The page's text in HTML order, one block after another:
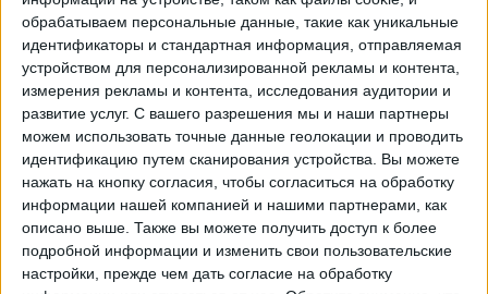
обрабатываем персональные данные, такие как уникальные
идентификаторы и стандартная информация, отправляемая
устройством для персонализированной рекламы и контента,
измерения рекламы и контента, исследования аудитории и
развитие услуг. С вашего разрешения мы и наши партнеры
можем использовать точные данные геолокации и проводить
идентификацию путем сканирования устройства. Вы можете
нажать на кнопку согласия, чтобы согласиться на обработку
информации нашей компанией и нашими партнерами, как
описано выше. Также вы можете получить доступ к более
подробной информации и изменить свои пользовательские
настройки, прежде чем дать согласие на обработку
05:00
Denver Summit FC
Северная Каролина Кураж
NWSL+
Кубок Колумбии
03:00
Санта Фе
Унион Магдалена
Win Sports TV YouTube
Лига 1 Перу
23:00
Альянса Атлетико